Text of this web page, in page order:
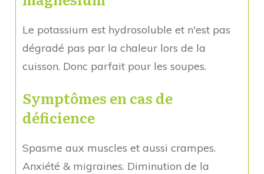
Le potassium est hydrosoluble et n'est pas
dégradé pas par la chaleur lors de la
cuisson. Donc parfait pour les soupes.
Symptômes en cas de
déficience
Spasme aux muscles et aussi crampes.
Anxiété & migraines. Diminution de la